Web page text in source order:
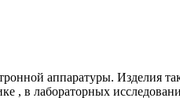
аппаратуры. Изделия
, в лабораторных